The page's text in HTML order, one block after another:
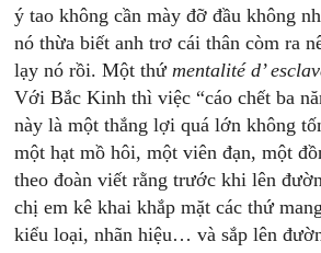
ý tao không cần mày đỡ đầu không
nó thừa biết anh trơ cái thân còm ra
lạy nó rồi. Một thứmentalité d’
Với Bắc Kinh thì việc “cáo chết ba
này là một thắng lợi quá lớn không
một hạt mồ hôi, một viên đạn, một
theo đoàn viết rằng trước khi lên
chị em kê khai khắp mặt các thứ
kiểu loại, nhãn hiệu… và sắp lên